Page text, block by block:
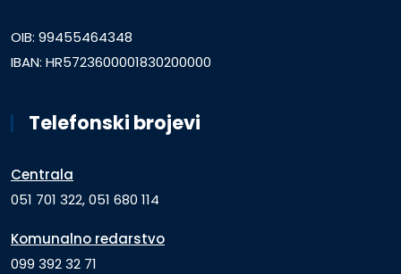
OIB: 99455464348
IBAN: HR5723600001830200000
Telefonski brojevi
Centrala
051 701 322, 051 680 114
Komunalno redarstvo
099 392 32 71